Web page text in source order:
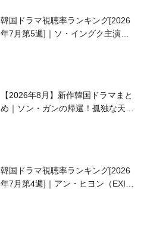
韓国ドラマ視聴率ランキング[2026
年7月第5週]｜ソ・イングク主演の
【2026年8月】新作韓国ドラマまと
め｜ソン・ガンの帰還！孤独な天才
韓国ドラマ視聴率ランキング[2026
年7月第4週]｜アン・ヒヨン（EXID